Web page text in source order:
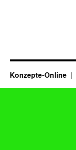
Konzepte-Online